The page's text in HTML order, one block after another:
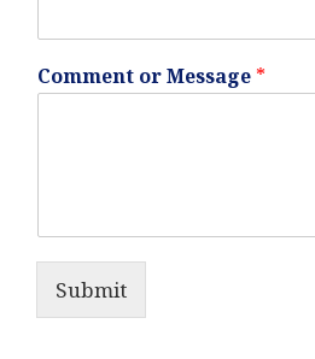
Comment or Message *
Submit